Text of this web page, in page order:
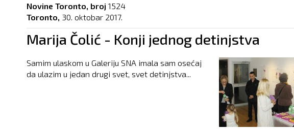
Novine Toronto, broj 1524
Toronto, 30. oktobar 2017.
Marija Čolić - Konji jednog detinjstva
Samim ulaskom u Galeriju SNA imala sam osećaj
da ulazim u jedan drugi svet, svet detinjstva...